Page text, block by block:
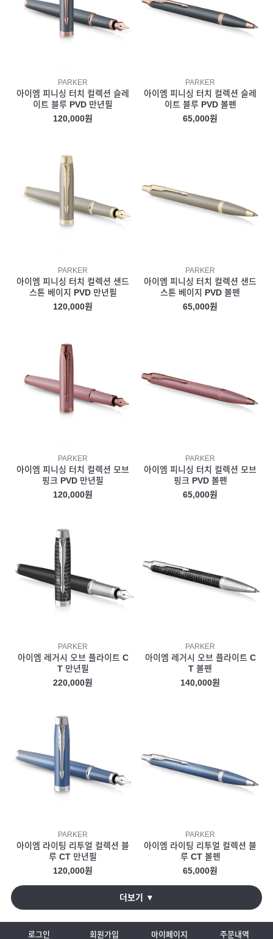
PARKER
아이엠 피니싱 터치 컬렉션 슬레
이트 블루 PVD 만년필
120,000원
PARKER
아이엠 피니싱 터치 컬렉션 슬레
이트 블루 PVD 볼펜
65,000원
PARKER
아이엠 피니싱 터치 컬렉션 샌드
스톤 베이지 PVD 만년필
120,000원
PARKER
아이엠 피니싱 터치 컬렉션 샌드
스톤 베이지 PVD 볼펜
65,000원
PARKER
아이엠 피니싱 터치 컬렉션 모브
핑크 PVD 만년필
120,000원
PARKER
아이엠 피니싱 터치 컬렉션 모브
핑크 PVD 볼펜
65,000원
PARKER
아이엠 레거시 오브 플라이트 C
T 만년필
220,000원
PARKER
아이엠 레거시 오브 플라이트 C
T 볼펜
140,000원
PARKER
아이엠 라이팅 리투얼 컬렉션 블
루 CT 만년필
120,000원
PARKER
아이엠 라이팅 리투얼 컬렉션 블
루 CT 볼펜
65,000원
더보기 ▼
로그인 회원가입 마이페이지 주문내역